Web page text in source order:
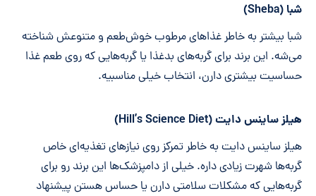
شبا (Sheba)
شبا بیشتر به خاطر غذاهای مرطوب خوش‌طعم و متنوعش شناخته
می‌شه. این برند برای گربه‌های بدغذا یا گربه‌هایی که روی طعم غذا
حساسیت بیشتری دارن، انتخاب خیلی مناسبیه.
هیلز ساینس دایت (Hill’s Science Diet)
هیلز ساینس دایت به خاطر تمرکز روی نیازهای تغذیه‌ای خاص
گربه‌ها شهرت زیادی داره. خیلی از دامپزشک‌ها این برند رو برای
گربه‌هایی که مشکلات سلامتی دارن یا حساس هستن پیشنهاد